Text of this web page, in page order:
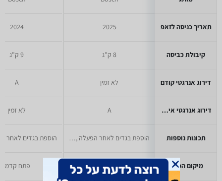
תאריך כניסה לזאפ
קיבולת כביסה
דירוג אנרגטי קודם
דירוג אנרגטי אירופאי
תכונות נוספות
מיקום הפתח
2025
8 ק"ג
לא זמין
A
הוספת בגדים לאחר הפעלה ,טיימר הפעלה מאוחרת
פתח קדמי
2024
9 ק"ג
A
לא זמין
פתח קדמי